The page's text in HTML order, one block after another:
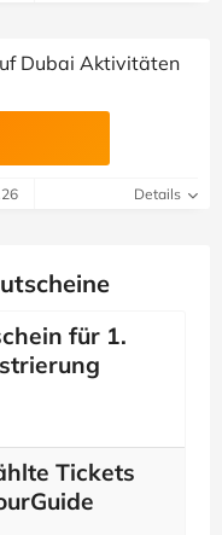
Dubai Aktivitäten
Details
für 1.
Tickets